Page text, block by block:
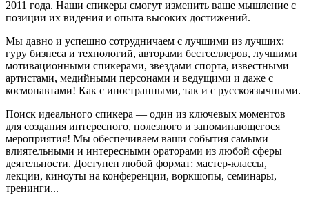
2011 года. Наши спикеры смогут изменить ваше мышление с
позиции их видения и опыта высоких достижений.
Мы давно и успешно сотрудничаем с лучшими из лучших:
гуру бизнеса и технологий, авторами бестселлеров, лучшими
мотивационными спикерами, звездами спорта, известными
артистами, медийными персонами и ведущими и даже с
космонавтами! Как с иностранными, так и с русскоязычными.
Поиск идеального спикера — один из ключевых моментов
для создания интересного, полезного и запоминающегося
мероприятия! Мы обеспечиваем ваши события самыми
влиятельными и интересными ораторами из любой сферы
деятельности. Доступен любой формат: мастер-классы,
лекции, киноуты на конференции, воркшопы, семинары,
тренинги...